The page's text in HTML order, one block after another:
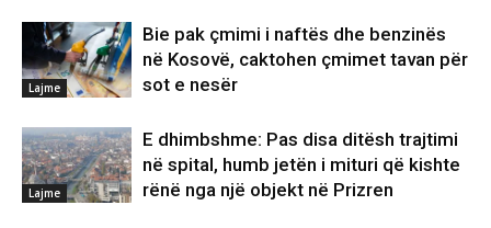
Lajme
Bie pak çmimi i naftës dhe benzinës
në Kosovë, caktohen çmimet tavan për
sot e nesër
Lajme
E dhimbshme: Pas disa ditësh trajtimi
në spital, humb jetën i mituri që kishte
rënë nga një objekt në Prizren